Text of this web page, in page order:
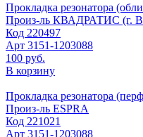
Прокладка резонатора
Произ-ль КВАДРАТИС (г.
Код 220497
Арт 3151-1203088
100 руб.
В корзину
Прокладка резонатора
Произ-ль ESPRA
Код 221021
Арт 3151-1203088